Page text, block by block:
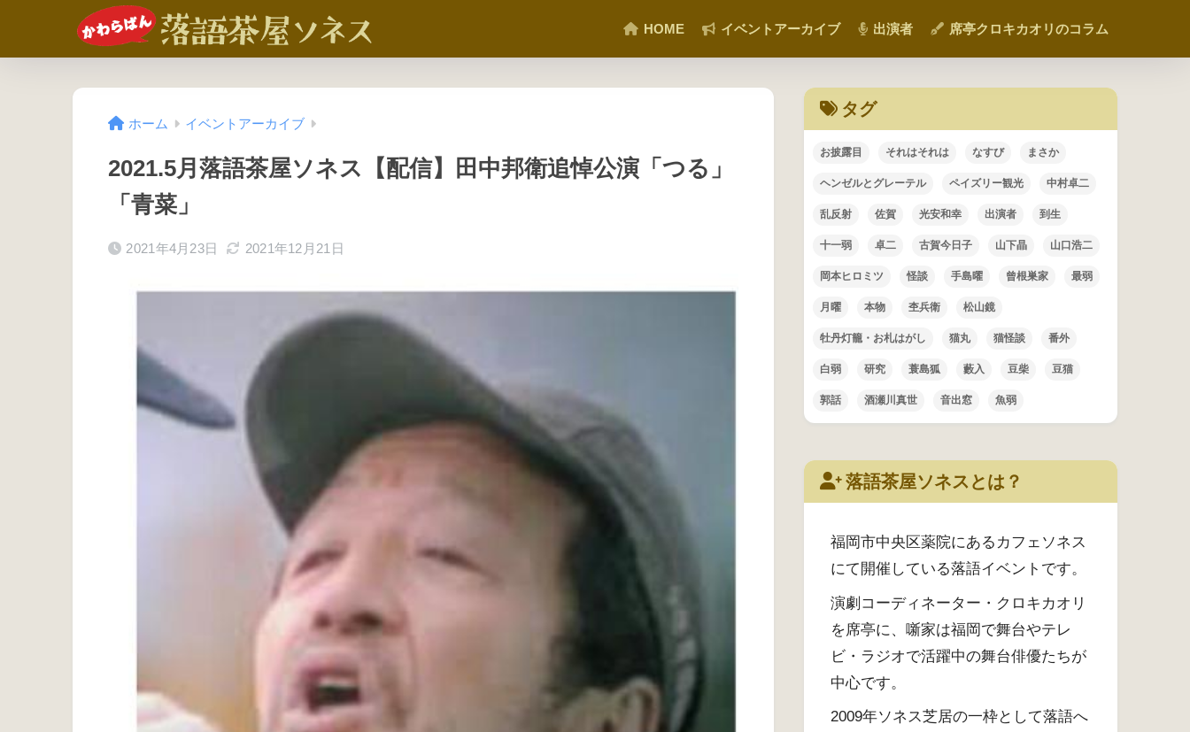
HOME イベントアーカイブ 出演者 席亭クロキカオリのコラム
ホーム イベントアーカイブ
2021.5月落語茶屋ソネス【配信】田中邦衛追悼公演「つる」
「青菜」
2021年4月23日 2021年12月21日
タグ
お披露目 それはそれは なすび まさか
ヘンゼルとグレーテル ペイズリー観光 中村卓二
乱反射 佐賀 光安和幸 出演者 到生
十一弱 卓二 古賀今日子 山下晶 山口浩二
岡本ヒロミツ 怪談 手島曜 曾根巣家 最弱
月曜 本物 杢兵衛 松山鏡
牡丹灯籠・お札はがし 猫丸 猫怪談 番外
白弱 研究 蓑島狐 藪入 豆柴 豆猫
郭話 酒瀬川真世 音出窓 魚弱
落語茶屋ソネスとは？
福岡市中央区薬院にあるカフェソネス
にて開催している落語イベントです。
演劇コーディネーター・クロキカオリ
を席亭に、噺家は福岡で舞台やテレ
ビ・ラジオで活躍中の舞台俳優たちが
中心です。
2009年ソネス芝居の一枠として落語へ